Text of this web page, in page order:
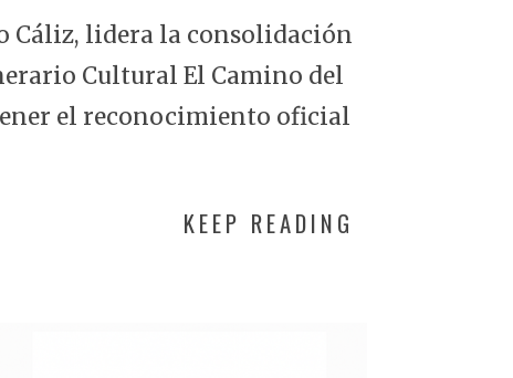
Cáliz, lidera la consolidación
Cultural El Camino del
el reconocimiento oficial
KEEP READING